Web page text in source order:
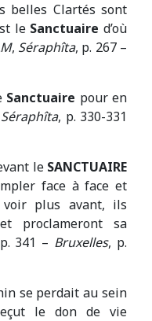
belles Clartés sont
le Sanctuaire d’où
, Séraphîta, p. 267 –
Sanctuaire pour en
Séraphîta, p. 330-331
le SANCTUAIRE
face à face et
plus avant, ils
proclameront sa
341 – Bruxelles, p.
se perdait au sein
le don de vie